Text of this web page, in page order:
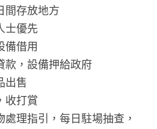
｜專欄
間存放地方
士優先
備借用
款，設備押給政府
出售
收打賞
理指引，每日駐場抽查，